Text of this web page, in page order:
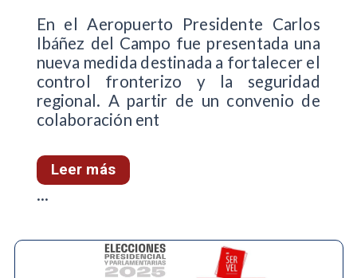
En el Aeropuerto Presidente Carlos
Ibáñez del Campo fue presentada una
nueva medida destinada a fortalecer el
control fronterizo y la seguridad
regional. A partir de un convenio de
colaboración ent
Leer más
...